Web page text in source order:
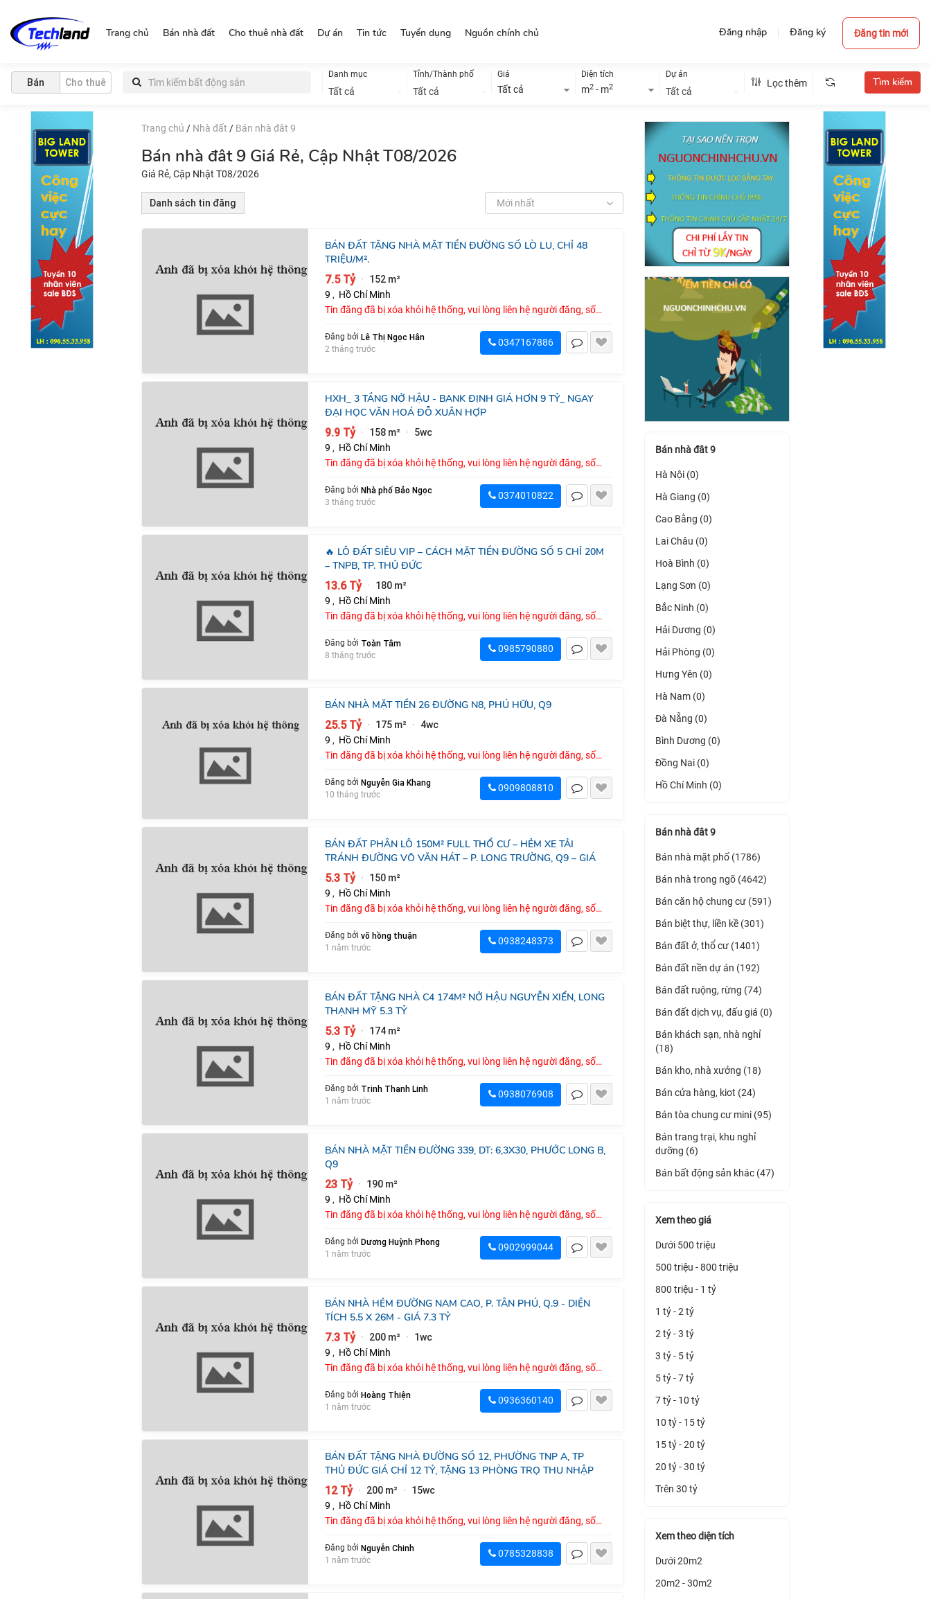
Đăng nhập Đăng ký Đăng tin mới
Trang chủ Bán nhà đất Cho thuê nhà đất Dự án Tin tức Tuyển dụng Nguồn chính chủ
Bán Cho thuê
Danh mục
Tất cả
Tỉnh/Thành phố
Tất cả
Giá
Tất cả
Diện tích
m2 - m2
Dự án
Tất cả
Lọc thêm
Trang chủ / Nhà đất / Bán nhà đât 9
Bán nhà đât 9 Giá Rẻ, Cập Nhật T08/2026
Giá Rẻ, Cập Nhật T08/2026
Danh sách tin đăng Mới nhất
BÁN ĐẤT TẶNG NHÀ MẶT TIỀN ĐƯỜNG SỐ LÒ LU, CHỈ 48
TRIỆU/M².
7.5 Tỷ · 152 m²
9 , Hồ Chí Minh
Tin đăng đã bị xóa khỏi hệ thống, vui lòng liên hệ người đăng, số
Đăng bởi Lê Thị Ngọc Hân
2 tháng trước
0347167886
HXH_ 3 TẦNG NỞ HẬU - BANK ĐỊNH GIÁ HƠN 9 TỶ_ NGAY
ĐẠI HỌC VĂN HOÁ ĐỖ XUÂN HỢP
9.9 Tỷ · 158 m² · 5wc
9 , Hồ Chí Minh
Tin đăng đã bị xóa khỏi hệ thống, vui lòng liên hệ người đăng, số
Đăng bởi Nhà phố Bảo Ngọc
3 tháng trước
0374010822
🔥 LÔ ĐẤT SIÊU VIP – CÁCH MẶT TIỀN ĐƯỜNG SỐ 5 CHỈ 20M
– TNPB, TP. THỦ ĐỨC
13.6 Tỷ · 180 m²
9 , Hồ Chí Minh
Tin đăng đã bị xóa khỏi hệ thống, vui lòng liên hệ người đăng, số
Đăng bởi Toàn Tâm
8 tháng trước
0985790880
BÁN NHÀ MẶT TIỀN 26 ĐƯỜNG N8, PHÚ HỮU, Q9
25.5 Tỷ · 175 m² · 4wc
9 , Hồ Chí Minh
Tin đăng đã bị xóa khỏi hệ thống, vui lòng liên hệ người đăng, số
Đăng bởi Nguyễn Gia Khang
10 tháng trước
0909808810
BÁN ĐẤT PHÂN LÔ 150M² FULL THỔ CƯ – HẺM XE TẢI
TRÁNH ĐƯỜNG VÕ VĂN HÁT – P. LONG TRƯỜNG, Q9 – GIÁ
5.3 Tỷ · 150 m²
9 , Hồ Chí Minh
Tin đăng đã bị xóa khỏi hệ thống, vui lòng liên hệ người đăng, số
Đăng bởi võ hồng thuận
1 năm trước
0938248373
BÁN ĐẤT TẶNG NHÀ C4 174M² NỞ HẬU NGUYỄN XIỂN, LONG
THẠNH MỸ 5.3 TỶ
5.3 Tỷ · 174 m²
9 , Hồ Chí Minh
Tin đăng đã bị xóa khỏi hệ thống, vui lòng liên hệ người đăng, số
Đăng bởi Trinh Thanh Linh
1 năm trước
0938076908
BÁN NHÀ MẶT TIỀN ĐƯỜNG 339, DT: 6,3X30, PHƯỚC LONG B,
Q9
23 Tỷ · 190 m²
9 , Hồ Chí Minh
Tin đăng đã bị xóa khỏi hệ thống, vui lòng liên hệ người đăng, số
Đăng bởi Dương Huỳnh Phong
1 năm trước
0902999044
BÁN NHÀ HẺM ĐƯỜNG NAM CAO, P. TÂN PHÚ, Q.9 - DIỆN
TÍCH 5.5 X 26M - GIÁ 7.3 TỶ
7.3 Tỷ · 200 m² · 1wc
9 , Hồ Chí Minh
Tin đăng đã bị xóa khỏi hệ thống, vui lòng liên hệ người đăng, số
Đăng bởi Hoàng Thiện
1 năm trước
0936360140
BÁN ĐẤT TẶNG NHÀ ĐƯỜNG SỐ 12, PHƯỜNG TNP A, TP
THỦ ĐỨC GIÁ CHỈ 12 TỶ, TẶNG 13 PHÒNG TRỌ THU NHẬP
12 Tỷ · 200 m² · 15wc
9 , Hồ Chí Minh
Tin đăng đã bị xóa khỏi hệ thống, vui lòng liên hệ người đăng, số
Đăng bởi Nguyễn Chinh
1 năm trước
0785328838
Bán nhà đât 9
Hà Nội (0)
Hà Giang (0)
Cao Bằng (0)
Lai Châu (0)
Hoà Bình (0)
Lạng Sơn (0)
Bắc Ninh (0)
Hải Dương (0)
Hải Phòng (0)
Hưng Yên (0)
Hà Nam (0)
Đà Nẵng (0)
Bình Dương (0)
Đồng Nai (0)
Hồ Chí Minh (0)
Bán nhà đât 9
Bán nhà mặt phố (1786)
Bán nhà trong ngõ (4642)
Bán căn hộ chung cư (591)
Bán biệt thự, liền kề (301)
Bán đất ở, thổ cư (1401)
Bán đất nền dự án (192)
Bán đất ruộng, rừng (74)
Bán đất dịch vụ, đấu giá (0)
Bán khách sạn, nhà nghỉ
(18)
Bán kho, nhà xưởng (18)
Bán cửa hàng, kiot (24)
Bán tòa chung cư mini (95)
Bán trang trại, khu nghỉ
dưỡng (6)
Bán bất động sản khác (47)
Xem theo giá
Dưới 500 triệu
500 triệu - 800 triệu
800 triệu - 1 tỷ
1 tỷ - 2 tỷ
2 tỷ - 3 tỷ
3 tỷ - 5 tỷ
5 tỷ - 7 tỷ
7 tỷ - 10 tỷ
10 tỷ - 15 tỷ
15 tỷ - 20 tỷ
20 tỷ - 30 tỷ
Trên 30 tỷ
Xem theo diện tích
Dưới 20m2
20m2 - 30m2